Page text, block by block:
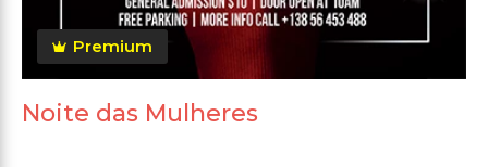
Premium
Noite das Mulheres